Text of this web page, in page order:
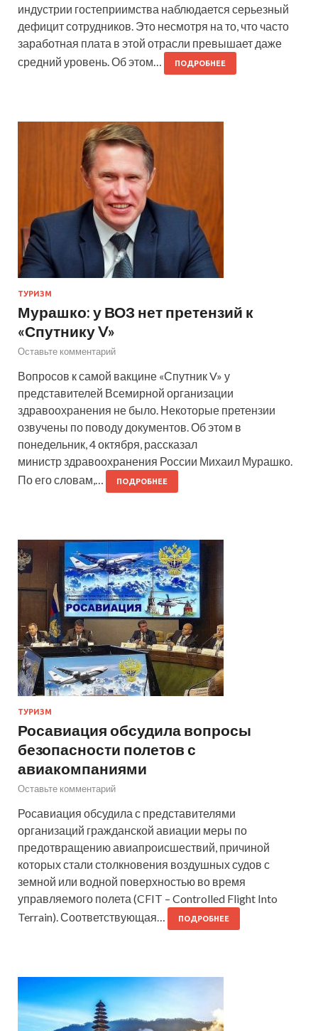
индустрии гостеприимства наблюдается серьезный
дефицит сотрудников. Это несмотря на то, что часто
заработная плата в этой отрасли превышает даже
средний уровень. Об этом…
ПОДРОБНЕЕ
ТУРИЗМ
Мурашко: у ВОЗ нет претензий к
«Спутнику V»
Оставьте комментарий
Вопросов к самой вакцине «Спутник V» у
представителей Всемирной организации
здравоохранения не было. Некоторые претензии
озвучены по поводу документов. Об этом в
понедельник, 4 октября, рассказал
министр здравоохранения России Михаил Мурашко.
По его словам,…
ПОДРОБНЕЕ
ТУРИЗМ
Росавиация обсудила вопросы
безопасности полетов с
авиакомпаниями
Оставьте комментарий
Росавиация обсудила с представителями
организаций гражданской авиации меры по
предотвращению авиапроисшествий, причиной
которых стали столкновения воздушных судов с
земной или водной поверхностью во время
управляемого полета (CFIT – Controlled Flight Into
Terrain). Соответствующая…
ПОДРОБНЕЕ